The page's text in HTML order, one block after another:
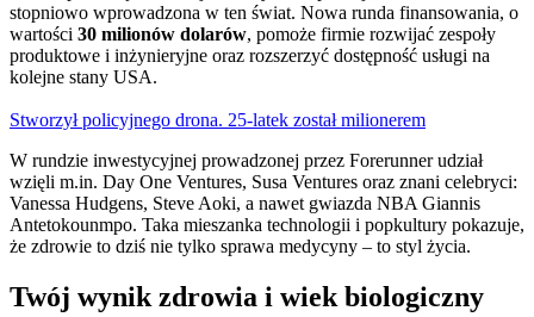
stopniowo wprowadzona w ten świat. Nowa runda finansowania, o
wartości 30 milionów dolarów, pomoże firmie rozwijać zespoły
produktowe i inżynieryjne oraz rozszerzyć dostępność usługi na
kolejne stany USA.
Stworzył policyjnego drona. 25-latek został milionerem
W rundzie inwestycyjnej prowadzonej przez Forerunner udział
wzięli m.in. Day One Ventures, Susa Ventures oraz znani celebryci:
Vanessa Hudgens, Steve Aoki, a nawet gwiazda NBA Giannis
Antetokounmpo. Taka mieszanka technologii i popkultury pokazuje,
że zdrowie to dziś nie tylko sprawa medycyny – to styl życia.
Twój wynik zdrowia i wiek biologiczny